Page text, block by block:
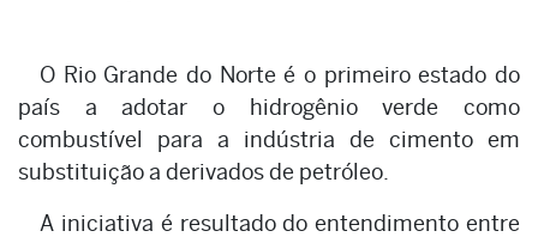
O Rio Grande do Norte é o primeiro estado do
país a adotar o hidrogênio verde como
combustível para a indústria de cimento em
substituição a derivados de petróleo.
A iniciativa é resultado do entendimento entre